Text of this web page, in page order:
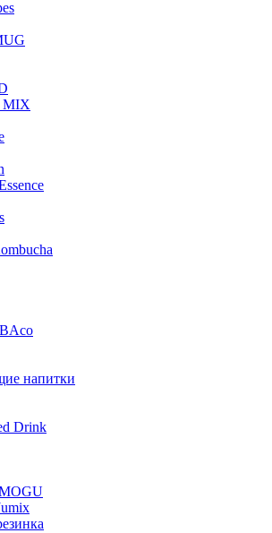
MIX
напитки
Drink